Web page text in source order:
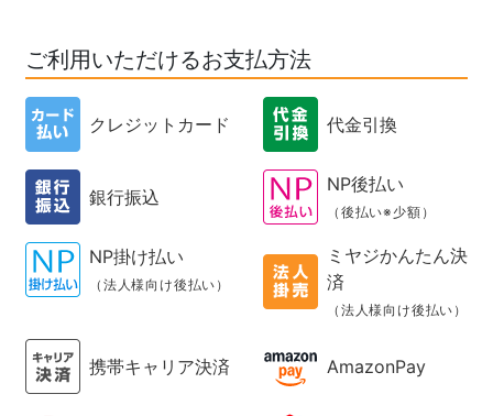
ご利用いただけるお支払方法
クレジットカード 代金引換
銀行振込
NP後払い
（後払い※少額）
NP掛け払い
（法人様向け後払い）
ミヤジかんたん決
済
（法人様向け後払い）
携帯キャリア決済 AmazonPay